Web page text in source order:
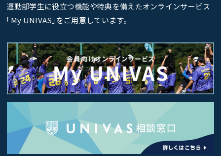
運動部学生に役立つ機能や特典を備えたオンラインサービス
｢My UNIVAS｣をご用意しています。